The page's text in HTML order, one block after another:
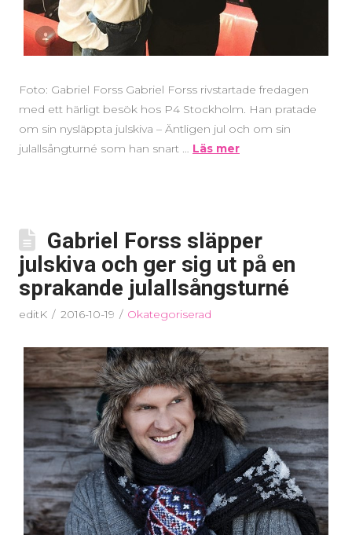
Foto: Gabriel Forss Gabriel Forss rivstartade fredagen
med ett härligt besök hos P4 Stockholm. Han pratade
om sin nysläppta julskiva – Äntligen jul och om sin
julallsångturné som han snart … Läs mer
Gabriel Forss släpper
julskiva och ger sig ut på en
sprakande julallsångsturné
editK 2016-10-19 Okategoriserad